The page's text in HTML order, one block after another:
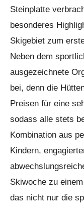
Steinplatte
besonderes
Skigebiet zum
Neben dem
ausgezeichnete
bei, denn die
Preisen für eine
sodass alle stets
Kombination aus
Kindern,
Skiwoche zu
das nicht nur die